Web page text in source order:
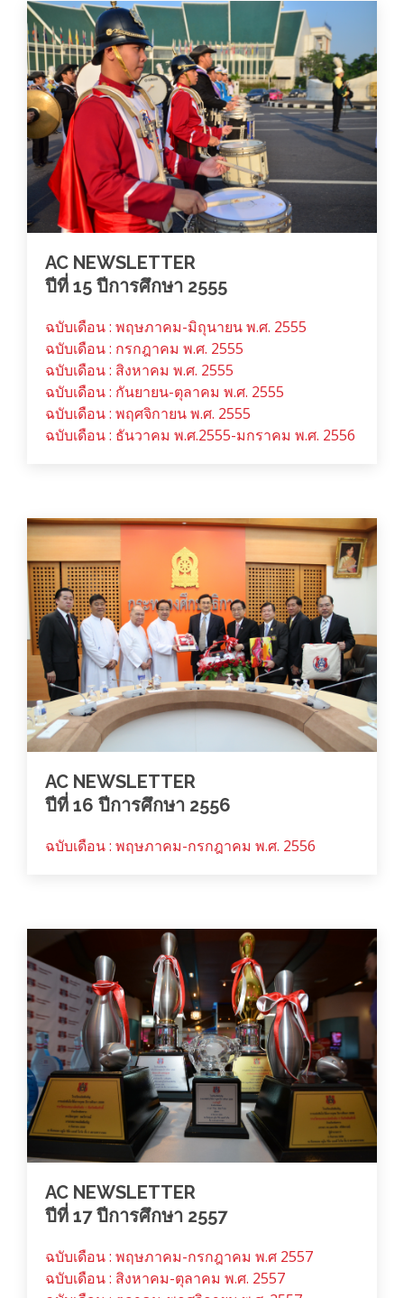
AC NEWSLETTER
ปีที่ 15 ปีการศึกษา 2555
ฉบับเดือน : พฤษภาคม-มิถุนายน พ.ศ. 2555
ฉบับเดือน : กรกฎาคม พ.ศ. 2555
ฉบับเดือน : สิงหาคม พ.ศ. 2555
ฉบับเดือน : กันยายน-ตุลาคม พ.ศ. 2555
ฉบับเดือน : พฤศจิกายน พ.ศ. 2555
ฉบับเดือน : ธันวาคม พ.ศ.2555-มกราคม พ.ศ. 2556
AC NEWSLETTER
ปีที่ 16 ปีการศึกษา 2556
ฉบับเดือน : พฤษภาคม-กรกฎาคม พ.ศ. 2556
AC NEWSLETTER
ปีที่ 17 ปีการศึกษา 2557
ฉบับเดือน : พฤษภาคม-กรกฎาคม พ.ศ 2557
ฉบับเดือน : สิงหาคม-ตุลาคม พ.ศ. 2557